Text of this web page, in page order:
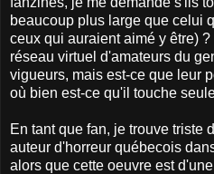
beaucoup plus large que celui
ceux qui auraient aimé y être)
réseau virtuel d'amateurs du
vigueurs, mais est-ce que leur
où bien est-ce qu'il touche
En tant que fan, je trouve triste
auteur d'horreur québecois
alors que cette oeuvre est